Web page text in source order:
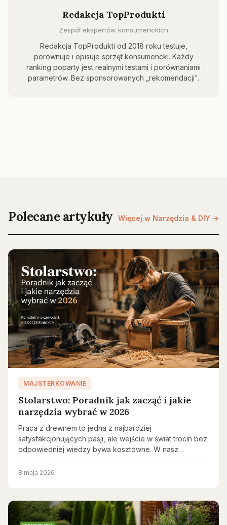
Redakcja TopProdukti
Zespół ekspertów konsumenckich
Redakcja TopProdukti od 2018 roku testuje,
porównuje i opisuje sprzęt konsumencki. Każdy
ranking poparty jest realnymi testami i porównaniami
parametrów. Bez sponsorowanych „rekomendacji".
Polecane artykuły Więcej w Narzędzia & DIY →
MAJSTERKOWANIE
Stolarstwo: Poradnik jak zacząć i jakie
narzędzia wybrać w 2026
Praca z drewnem to jedna z najbardziej
satysfakcjonujących pasji, ale wejście w świat trocin bez
odpowiedniej wiedzy bywa kosztowne. W nasz…
8 maja 2026